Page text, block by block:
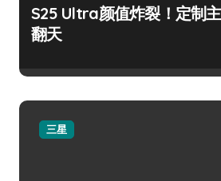
S25 Ultra颜值炸裂！定制
翻天
三星